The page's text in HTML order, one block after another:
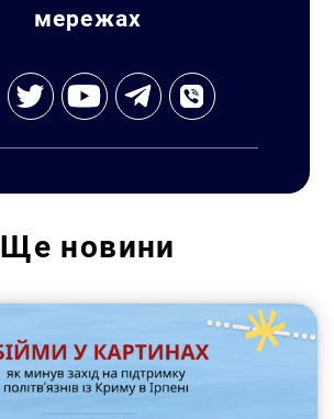
мережах
Ще новини